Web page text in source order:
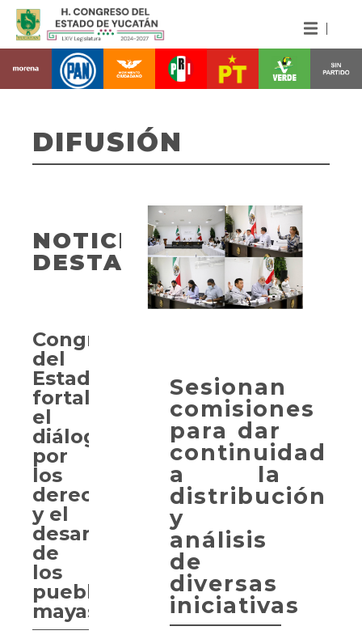
DIFUSIÓN
Sesionan
comisiones
para dar
continuidad
a la
distribución
y
análisis
de
diversas
iniciativas
NOTICIAS
DESTACADAS
Congreso
del
Estado
fortalece
el
diálogo
por
los
derechos
y el
desarrollo
de
los
pueblos
mayas